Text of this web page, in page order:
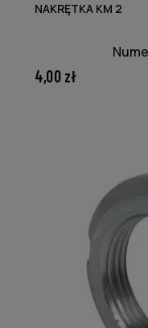
NAKRĘTKA KM 2
4,00 zł